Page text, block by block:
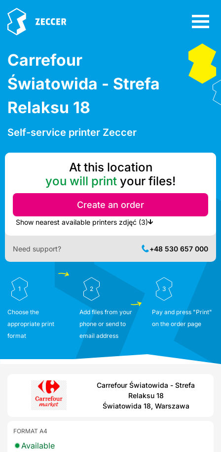
Carrefour
Światowida - Strefa
Relaksu 18
Self-service printer Zeccer
At this location
you will print your files!
Create an order
Show nearest available printers zdjęć (3)
Need support? +48 530 657 000
1
Choose the
appropriate print
format
2
Add files from your
phone or send to
email address
3
Pay and press "Print"
on the order page
Carrefour Światowida - Strefa
Relaksu 18
Światowida 18, Warszawa
FORMAT A4
Available